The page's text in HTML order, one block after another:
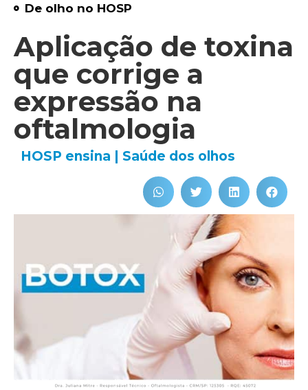
De olho no HOSP
Aplicação de toxina
que corrige a
expressão na
oftalmologia
HOSP ensina Saúde dos olhos